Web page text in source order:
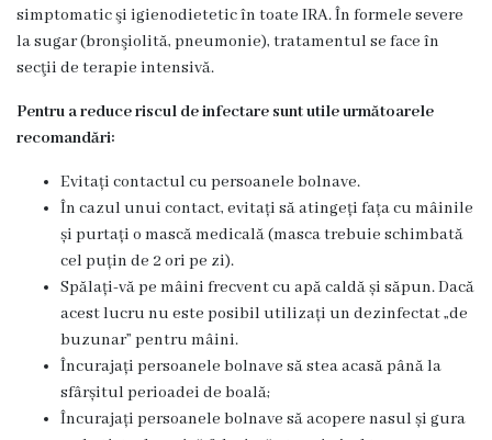
utilă
Publicații
proprii
Clinica
universitară
Prezentare
generală
Studenți/Rezidenți
Publicații
simptomatic şi igienodietetic în toate IRA. În formele severe
la sugar (bronşiolită, pneumonie), tratamentul se face în
secţii de terapie intensivă.
Pentru a reduce riscul de infectare sunt utile următoarele
recomandări:
Evitați contactul cu persoanele bolnave.
În cazul unui contact, evitați să atingeți fața cu mâinile
și purtați o mască medicală (masca trebuie schimbată
cel puțin de 2 ori pe zi).
Spălați-vă pe mâini frecvent cu apă caldă și săpun. Dacă
acest lucru nu este posibil utilizați un dezinfectat „de
buzunar” pentru mâini.
Încurajați persoanele bolnave să stea acasă până la
sfârșitul perioadei de boală;
Încurajați persoanele bolnave să acopere nasul și gura